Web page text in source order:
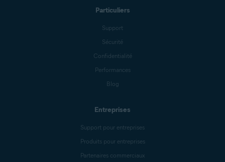
Particuliers
Support
Sécurité
Confidentialité
Performances
Blog
Entreprises
Support pour entreprises
Produits pour entreprises
Partenaires commerciaux